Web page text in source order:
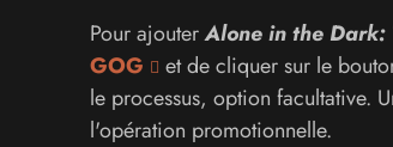
Pour ajouterAlone in the Dark:
GOG
et de cliquer sur le
le processus, option facultative.
l'opération promotionnelle.